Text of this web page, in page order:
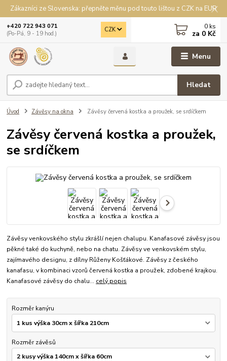
Zákazníci ze Slovenska: přepněte měnu pod touto lištou z CZK na EUR
Menu
CZK
Hledat
+420 722 943 071
(Po-Pá, 9 - 19 hod.)
0 ks
za 0 Kč
Úvod Závěsy na okna Závěsy červená kostka a proužek, se srdíčkem
Závěsy červená kostka a proužek,
se srdíčkem
Závěsy venkovského stylu zkrášlí nejen chalupu. Kanafasové závěsy jsou
pěkné také do kuchyně, nebo na chatu. Závěsy ve venkovském stylu,
zajímavého designu, z dílny Růženy Košťákové. Závěsy z českého
kanafasu, v kombinaci vzorů červená kostka a proužek, zdobené krajkou.
Kanafasové závěsy do chalu... celý popis
Rozměr kanýru
Rozměr závěsů